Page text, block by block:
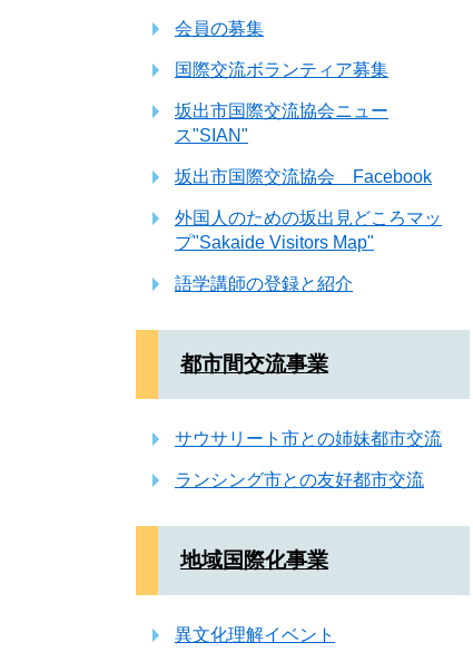
会員の募集
国際交流ボランティア募集
坂出市国際交流協会ニュー
ス"SIAN"
坂出市国際交流協会 Facebook
外国人のための坂出見どころマッ
プ"Sakaide Visitors Map"
語学講師の登録と紹介
都市間交流事業
サウサリート市との姉妹都市交流
ランシング市との友好都市交流
地域国際化事業
異文化理解イベント